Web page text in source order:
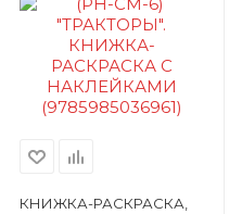
КНИЖКА-РАСКРАСКА,